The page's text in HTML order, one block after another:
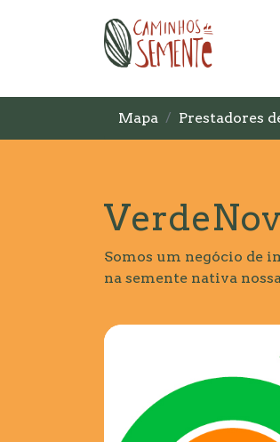
Mapa Prestadores
Somos um negócio de
na semente nativa